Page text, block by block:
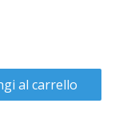
al carrello